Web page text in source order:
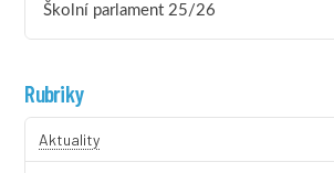
Školní parlament 25/26
Rubriky
Aktuality